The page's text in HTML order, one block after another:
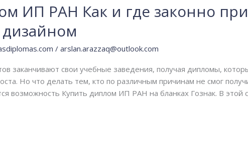
ИП РАН Как и где законно
/arslan.arazzaq@outlook.com
заканчивают свои учебные заведения, получая дипломы,
Но что делать тем, кто по различным причинам не смог
возможность Купить диплом ИП РАН на бланках Гознак. В